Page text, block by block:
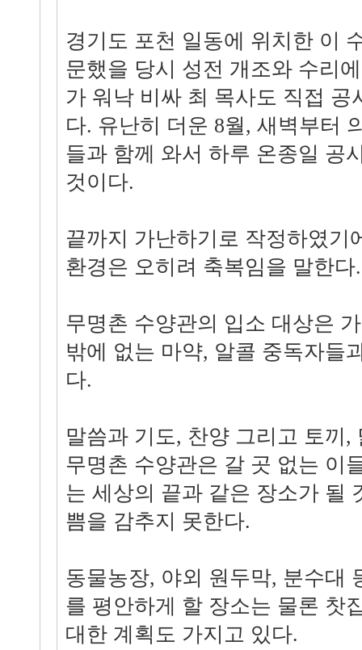
경기도 포천 일동에 위치한 이
문했을 당시 성전 개조와 수리
가 워낙 비싸 최 목사도 직접 공
다. 유난히 더운 8월, 새벽부터
들과 함께 와서 하루 온종일 공
것이다.
끝까지 가난하기로 작정하였기
환경은 오히려 축복임을 말한다.
무명촌 수양관의 입소 대상은
밖에 없는 마약, 알콜 중독자들
다.
말씀과 기도, 찬양 그리고 토끼,
무명촌 수양관은 갈 곳 없는 이
는 세상의 끝과 같은 장소가 될
쁨을 감추지 못한다.
동물농장, 야외 원두막, 분수대
를 평안하게 할 장소는 물론 찻
대한 계획도 가지고 있다.